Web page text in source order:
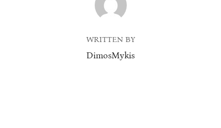
WRITTEN BY
DimosMykis